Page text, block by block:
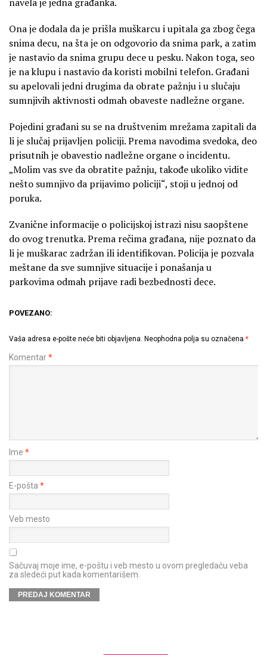
Ona je dodala da je prišla muškarcu i upitala ga zbog čega
snima decu, na šta je on odgovorio da snima park, a zatim
je nastavio da snima grupu dece u pesku. Nakon toga, seo
je na klupu i nastavio da koristi mobilni telefon. Građani
su apelovali jedni drugima da obrate pažnju i u slučaju
sumnjivih aktivnosti odmah obaveste nadležne organe.
Pojedini građani su se na društvenim mrežama zapitali da
li je slučaj prijavljen policiji. Prema navodima svedoka, deo
prisutnih je obavestio nadležne organe o incidentu.
„Molim vas sve da obratite pažnju, takođe ukoliko vidite
nešto sumnjivo da prijavimo policiji“, stoji u jednoj od
poruka.
Zvanične informacije o policijskoj istrazi nisu saopštene
do ovog trenutka. Prema rečima građana, nije poznato da
li je muškarac zadržan ili identifikovan. Policija je pozvala
meštane da sve sumnjive situacije i ponašanja u
parkovima odmah prijave radi bezbednosti dece.
POVEZANO:
Vaša adresa e-pošte neće biti objavljena. Neophodna polja su označena *
Komentar*
Ime *
E-pošta *
Veb mesto
Sačuvaj moje ime, e-poštu i veb mesto u ovom pregledaču veba
za sledeći put kada komentarišem.